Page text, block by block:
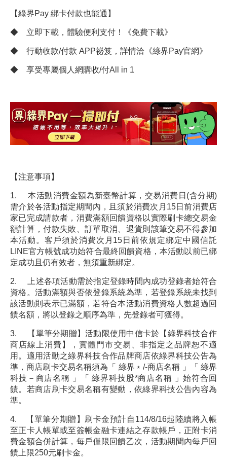
【綠界Pay 綁卡付款也能通】
◆ 立即下載，體驗便利支付！《免費下載》
◆ 行動收款/付款 APP祕笈，詳情洽《綠界Pay官網》
◆ 享受專屬個人網購收/付All in 1
【注意事項】
1. 本活動消費金額為新臺幣計算，交易消費日(含分期)
需介於各活動指定期間內，且須於消費次月15日前消費店
家已完成請款者，消費滿額回饋資格以實際刷卡總交易金
額計算，付款失敗、訂單取消、退貨則該筆交易不得參加
本活動。客戶須於消費次月15日前依規定綁定中國信託
LINE官方帳號成功始符合最終回饋資格，本活動以前已綁
定成功且仍有效者，無須重新綁定。
2. 上述各項活動需於指定登錄時間內成功登錄者始符合
資格。活動滿額與否依登錄系統為準，若登錄系統未找到
該活動則表示已滿額，若符合本活動消費資格人數超過回
饋名額，將以登錄之順序為準，先登錄者可獲得。
3. 【單筆分期贈】活動限使用中信卡於【綠界科技合作
商店線上消費】，實體門市交易、非指定之品牌恕不適
用。適用活動之綠界科技合作品牌商店依綠界科技公告為
準，商店刷卡交易名稱須為「 綠界﹡/-商店名稱 」「 綠界
科技－商店名稱 」「 綠界科技股*商店名稱 」始符合回
饋。若商店刷卡交易名稱有變動，依綠界科技公告內容為
準。
4. 【單筆分期贈】刷卡金預計自114/8/16起陸續將入帳
至正卡人帳單或至簽帳金融卡連結之存款帳戶，正附卡消
費金額合併計算，每戶僅限回饋乙次，活動期間內每戶回
饋上限250元刷卡金。